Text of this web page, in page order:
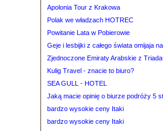
Apolonia Tour z Krakowa
Polak we władzach HOTREC
Powitanie Lata w Pobierowie
Geje i lesbijki z całego świata omijaja
Zjednoczone Emiraty Arabskie z
Kulig Travel - znacie to biuro?
SEA GULL - HOTEL
Jaką macie opinię o biurze podróży 5
bardzo wysokie ceny Itaki
bardzo wysokie ceny Itaki